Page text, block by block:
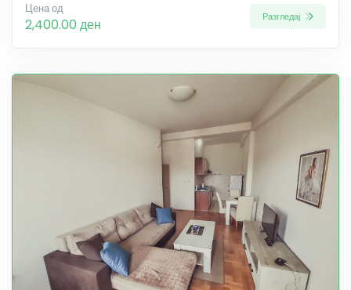
Цена од
2,400.00 ден Разгледај